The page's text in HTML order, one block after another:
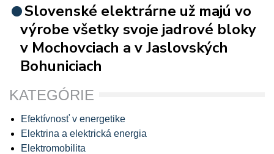
Slovenské elektrárne už majú vo
výrobe všetky svoje jadrové bloky
v Mochovciach a v Jaslovských
Bohuniciach
KATEGÓRIE
Efektívnosť v energetike
Elektrina a elektrická energia
Elektromobilita